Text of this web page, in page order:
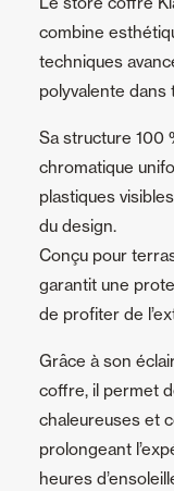
combine
techniques
polyvalente dans
Sa structure 100
chromatique
plastiques
du design.
Conçu pour
garantit une
de profiter de
Grâce à son
coffre, il permet
chaleureuses et
prolongeant
heures